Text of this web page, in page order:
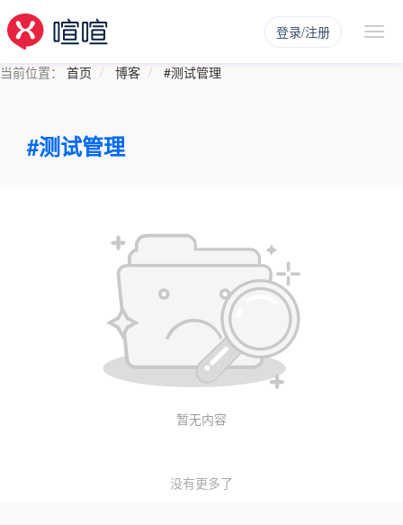
登录/注册
当前位置： 首页 博客 #测试管理
#测试管理
暂无内容
没有更多了